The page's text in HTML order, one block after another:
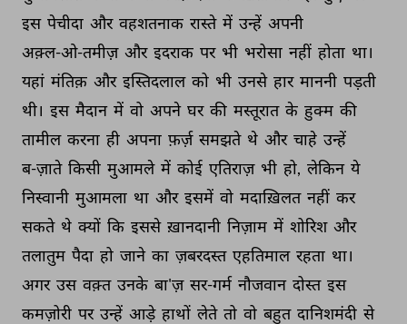
इस पेचीदा और वहशतनाक रास्ते में उन्हें अपनी
अक़्ल-ओ-तमीज़ और इदराक पर भी भरोसा नहीं होता था।
यहां मंतिक़ और इस्तिदलाल को भी उनसे हार माननी पड़ती
थी। इस मैदान में वो अपने घर की मस्तूरात के हुक्म की
तामील करना ही अपना फ़र्ज़ समझते थे और चाहे उन्हें
ब-ज़ाते किसी मुआमले में कोई एतिराज़ भी हो, लेकिन ये
निस्वानी मुआमला था और इसमें वो मदाख़िलत नहीं कर
सकते थे क्यों कि इससे ख़ानदानी निज़ाम में शोरिश और
तलातुम पैदा हो जाने का ज़बरदस्त एहतिमाल रहता था।
अगर उस वक़्त उनके बा'ज़ सर-गर्म नौजवान दोस्त इस
कमज़ोरी पर उन्हें आड़े हाथों लेते तो वो बहुत दानिशमंदी से